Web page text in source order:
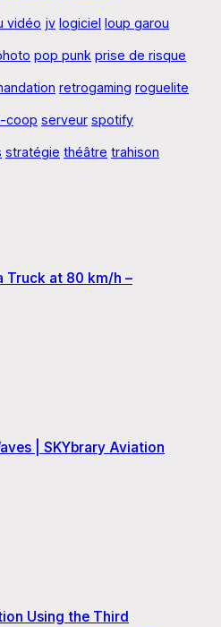
vidéo jv logiciel loup garou
pop punk prise de risque
retrogaming roguelite
coop serveur spotify
stratégie théâtre trahison
Truck at 80 km/h –
| SKYbrary Aviation
Using the Third